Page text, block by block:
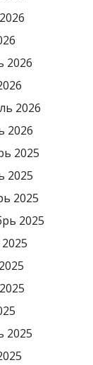
2026
2026
2026
2025
2025
2025
2025
2025